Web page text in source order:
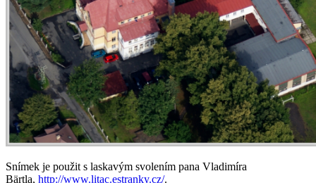
Snímek je použit s laskavým svolením pana Vladimíra
Bärtla, http://www.litac.estranky.cz/.